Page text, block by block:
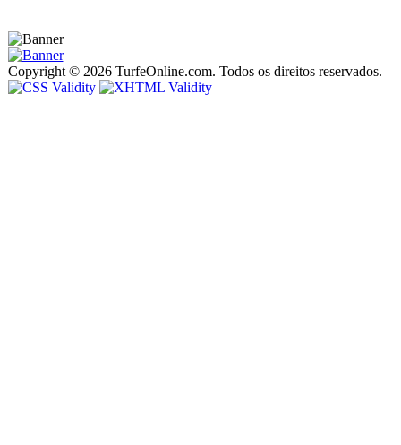
Copyright © 2026 TurfeOnline.com. Todos os direitos reservados.